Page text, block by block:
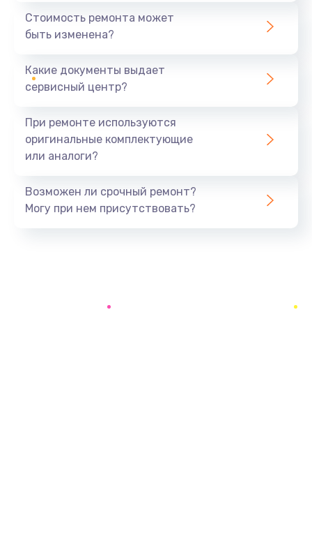
1440 руб.
Ремонт южного моста
Замена батарейки BIOS
Заказать
Ремонт цепи питания
Стоимость ремонта может
быть изменена?
Какие документы выдает
сервисный центр?
При ремонте используются
оригинальные комплектующие
или аналоги?
Возможен ли срочный ремонт?
Могу при нем присутствовать?